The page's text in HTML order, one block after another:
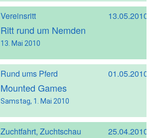
Vereinsritt
Ritt rund um Nemden
13. Mai 2010
Rund ums Pferd
Mounted Games
Samstag, 1. Mai 2010
Zuchtfahrt, Zuchtschau